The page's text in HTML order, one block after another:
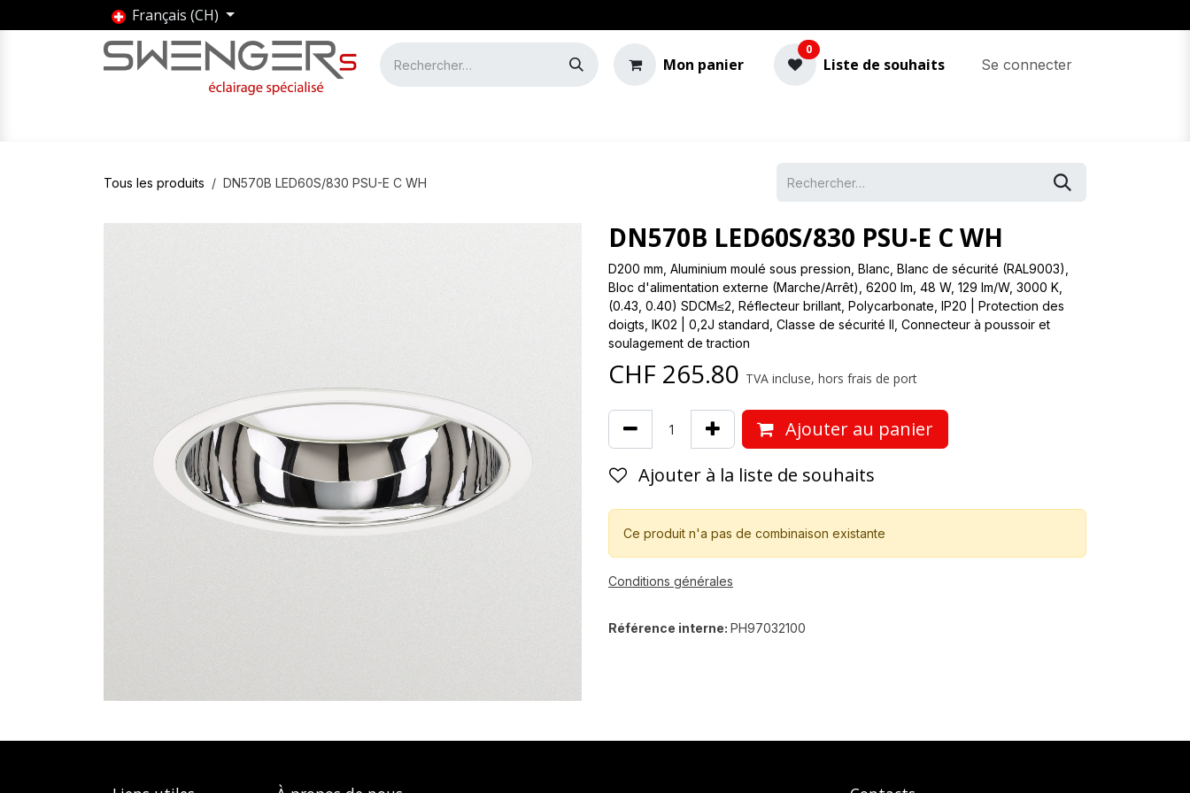
Se rendre au contenu
Français (CH)
Mon panier
0
Liste de souhaits Se connecter
Tous les produits DN570B LED60S/830 PSU-E C WH
DN570B LED60S/830 PSU-E C WH
D200 mm, Aluminium moulé sous pression, Blanc, Blanc de sécurité (RAL9003),
Bloc d'alimentation externe (Marche/Arrêt), 6200 lm, 48 W, 129 lm/W, 3000 K,
(0.43, 0.40) SDCM≤2, Réflecteur brillant, Polycarbonate, IP20 | Protection des
doigts, IK02 | 0,2J standard, Classe de sécurité II, Connecteur à poussoir et
soulagement de traction
CHF 265.80 TVA incluse, hors frais de port
Ajouter au panier
Ajouter à la liste de souhaits
Ce produit n'a pas de combinaison existante
Conditions générales
Référence interne: PH97032100